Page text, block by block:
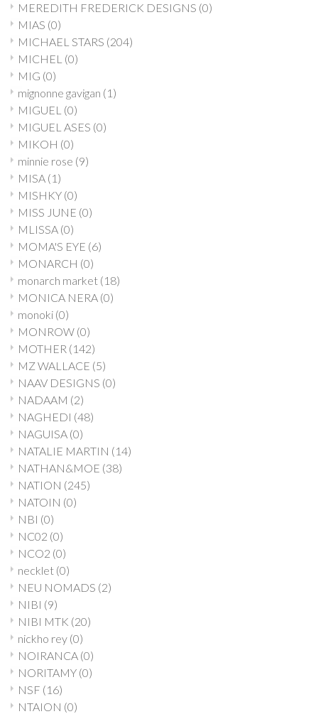
MEREDITH FREDERICK DESIGNS (0)
MIAS (0)
MICHAEL STARS (204)
MICHEL (0)
MIG (0)
mignonne gavigan (1)
MIGUEL (0)
MIGUEL ASES (0)
MIKOH (0)
minnie rose (9)
MISA (1)
MISHKY (0)
MISS JUNE (0)
MLISSA (0)
MOMA'S EYE (6)
MONARCH (0)
monarch market (18)
MONICA NERA (0)
monoki (0)
MONROW (0)
MOTHER (142)
MZ WALLACE (5)
NAAV DESIGNS (0)
NADAAM (2)
NAGHEDI (48)
NAGUISA (0)
NATALIE MARTIN (14)
NATHAN&MOE (38)
NATION (245)
NATOIN (0)
NBI (0)
NC02 (0)
NCO2 (0)
necklet (0)
NEU NOMADS (2)
NIBI (9)
NIBI MTK (20)
nickho rey (0)
NOIRANCA (0)
NORITAMY (0)
NSF (16)
NTAION (0)